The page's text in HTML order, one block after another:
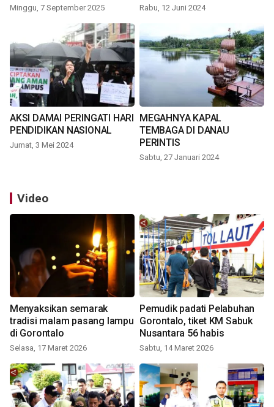
Minggu, 7 September 2025 Rabu, 12 Juni 2024
AKSI DAMAI PERINGATI HARI
PENDIDIKAN NASIONAL
Jumat, 3 Mei 2024
MEGAHNYA KAPAL
TEMBAGA DI DANAU
PERINTIS
Sabtu, 27 Januari 2024
Video
Menyaksikan semarak
tradisi malam pasang lampu
di Gorontalo
Selasa, 17 Maret 2026
Pemudik padati Pelabuhan
Gorontalo, tiket KM Sabuk
Nusantara 56 habis
Sabtu, 14 Maret 2026